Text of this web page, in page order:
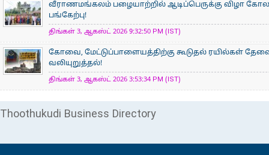
வீராணமங்கலம் பழையாற்றில் ஆடிப்பெருக்கு விழா
பங்கேற்பு!
திங்கள் 3, ஆகஸ்ட் 2026 9:32:50 PM (IST)
கோவை, மேட்டுப்பாளையத்திற்கு கூடுதல் ரயில்கள்
வலியுறுத்தல்!
திங்கள் 3, ஆகஸ்ட் 2026 3:53:34 PM (IST)
Thoothukudi Business Directory